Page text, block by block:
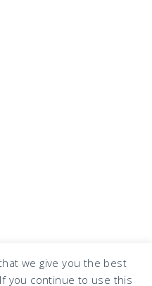
we give you the best
you continue to use this